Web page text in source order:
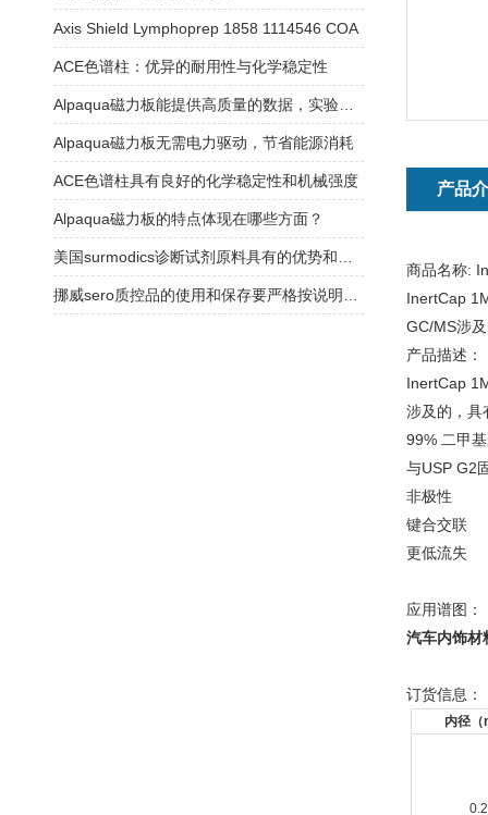
产品
商品名称:
InertCap
GC/MS涉
产品描述：
InertCap
涉及的，具
99% 二甲
与USP G2
非极性
键合交联
更低流失
应用谱图：
汽车内饰材
订货信息：
内径（
Axis Shield Lymphoprep 1858 1114546 COA
ACE色谱柱：优异的耐用性与化学稳定性
Alpaqua磁力板无需电力驱动，节省能源消耗
ACE色谱柱具有良好的化学稳定性和机械强度
Alpaqua磁力板的特点体现在哪些方面？